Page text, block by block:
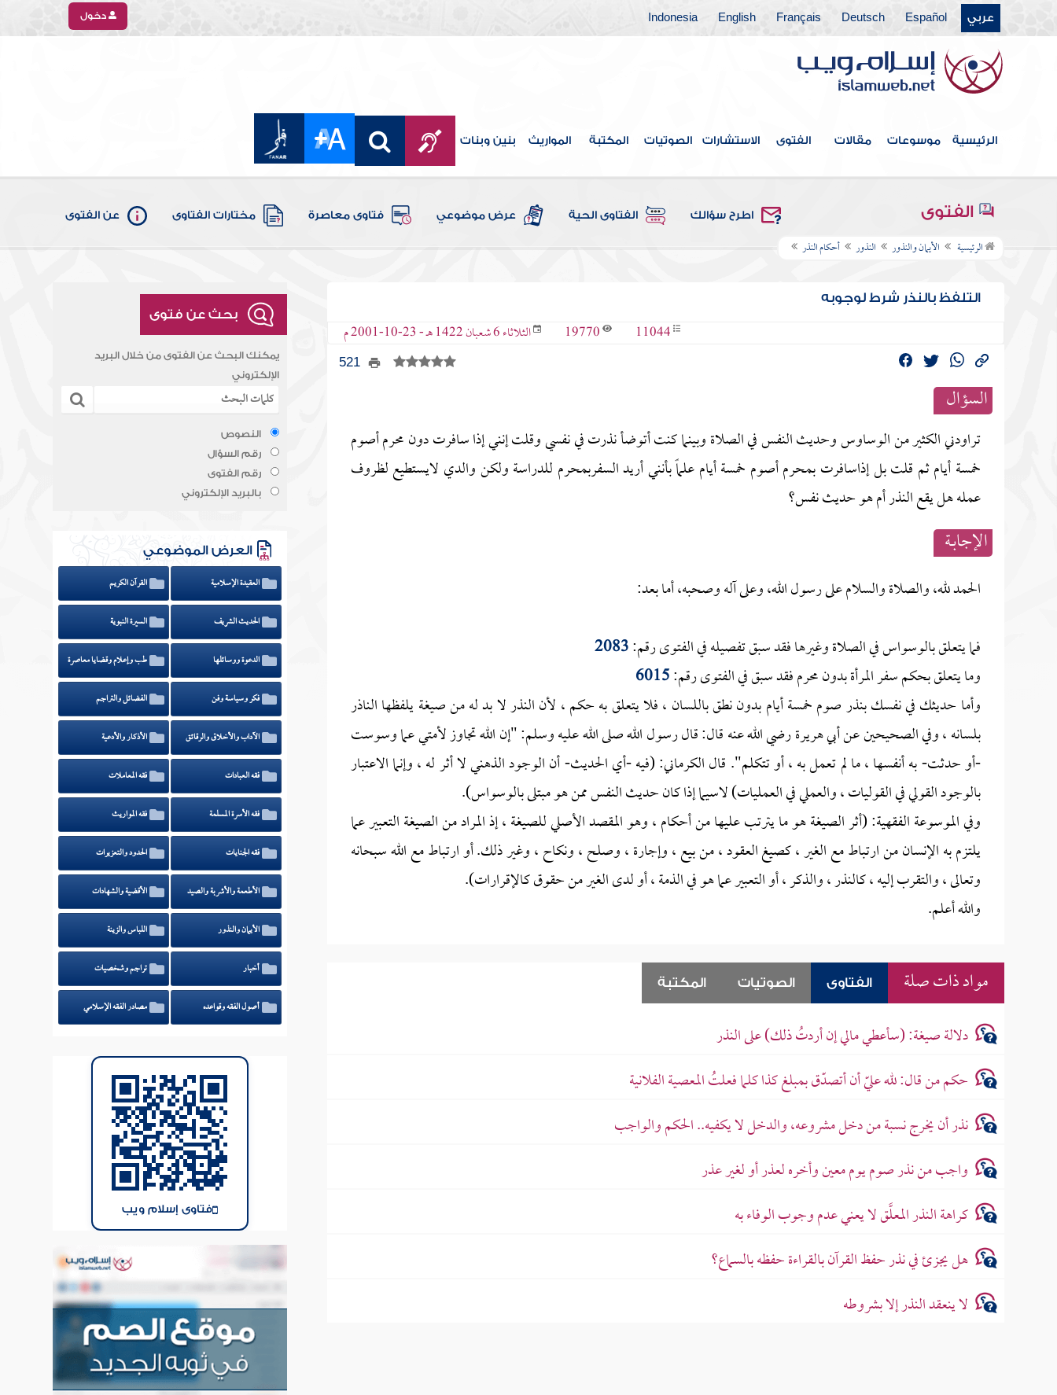
عربي Español
Deutsch
Français
English
Indonesia دخول
الرئيسية موسوعات مقالات الفتوى الاستشارات الصوتيات المكتبة المواريث بنين وبنات
الفتوى اطرح سؤالك الفتاوى الحية عرض موضوعي فتاوى معاصرة مختارات الفتاوى عن الفتوى
الرئيسية الأيمان والنذور النذور أحكام النذر
التلفظ بالنذر شرط لوجوبه
11044
19770 الثلاثاء 6 شعبان 1422 هـ - 23-10-2001 م
521
السؤال
تراودني الكثير من الوساوس وحديث النفس في الصلاة وبينما كنت أتوضأ نذرت في نفسي وقلت إنني إذا سافرت دون محرم أصوم
خمسة أيام ثم قلت بل إذاسافرت بمحرم أصوم خمسة أيام علماً بأنني أريد السفربمحرم للدراسة ولكن والدي لايستطيع لظروف
عمله هل يقع النذر أم هو حديث نفس؟
الإجابــة
الحمد لله، والصلاة والسلام على رسول الله، وعلى آله وصحبه، أما بعد:
فما يتعلق بالوسواس في الصلاة وغيرها فقد سبق تفصيله في الفتوى رقم:2083
وما يتعلق بحكم سفر المرأة بدون محرم فقد سبق في الفتوى رقم:6015
وأما حديثك في نفسك بنذر صوم خمسة أيام بدون نطق باللسان ، فلا يتعلق به حكم ، لأن النذر لا بد له من صيغة يلفظها الناذر
بلسانه ، وفي الصحيحين عن أبي هريرة رضي الله عنه قال: قال رسول الله صلى الله عليه وسلم: "إن الله تجاوز لأمتي عما وسوست
-أو حدثت- به أنفسها ، ما لم تعمل به ، أو تتكلم". قال الكرماني: (فيه -أي الحديث- أن الوجود الذهني لا أثر له ، وإنما الاعتبار
بالوجود القولي في القوليات ، والعملي في العمليات) لاسيما إذا كان حديث النفس ممن هو مبتلى بالوسواس).
وفي الموسوعة الفقهية: (أثر الصيغة هو ما يترتب عليها من أحكام ، وهو المقصد الأصلي للصيغة ، إذ المراد من الصيغة التعبير عما
يلتزم به الإنسان من ارتباط مع الغير ، كصيغ العقود ، من بيع ، وإجارة ، وصلح ، ونكاح ، وغير ذلك. أو ارتباط مع الله سبحانه
وتعالى ، والتقرب إليه ، كالنذر ، والذكر ، أو التعبير عما هو في الذمة ، أو لدى الغير من حقوق كالإقرارات).
والله أعلم.
مواد ذات صلة الفتاوى الصوتيات المكتبة
دلالة صيغة: (سأعطي مالي إن أردتُ ذلك) على النذر
حكم من قال: لله عليّ أن أتصدّق بمبلغ كذا كلما فعلتُ المعصية الفلانية
نذر أن يخرج نسبة من دخل مشروعه، والدخل لا يكفيه.. الحكم والواجب
واجب من نذر صوم يوم معين وأخره لعذر أو لغير عذر
كراهة النذر المعلَّق لا يعني عدم وجوب الوفاء به
هل يجزئ في نذر حفظ القرآن بالقراءة حفظه بالسماع؟
لا ينعقد النذر إلا بشروطه
بحث عن فتوى
يمكنك البحث عن الفتوى من خلال البريد
الإلكتروني
النصوص
رقم السؤال
رقم الفتوى
بالبريد الإلكتروني
العرض الموضوعي
العقيدة الإسلامية القرآن الكريم
الحديث الشريف السيرة النبوية
الدعوة ووسائلها طب وإعلام وقضايا معاصرة
فكر وسياسة وفن الفضائل والتراجم
الآداب والأخلاق والرقائق الأذكار والأدعية
فقه العبادات فقه المعاملات
فقه الأسرة المسلمة فقه المواريث
فقه الجنايات الحدود والتعزيرات
الأطعمة والأشربة والصيد الأقضية والشهادات
الأيمان والنذور اللباس والزينة
أخبار تراجم وشخصيات
أصول الفقه وقواعده مصادر الفقه الإسلامي
فتاوى إسلام ويب